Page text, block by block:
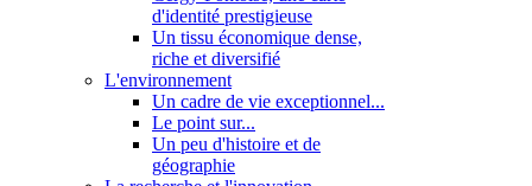
d'identité prestigieuse
Un tissu économique dense,
riche et diversifié
L'environnement
Un cadre de vie exceptionnel...
Le point sur...
Un peu d'histoire et de
géographie